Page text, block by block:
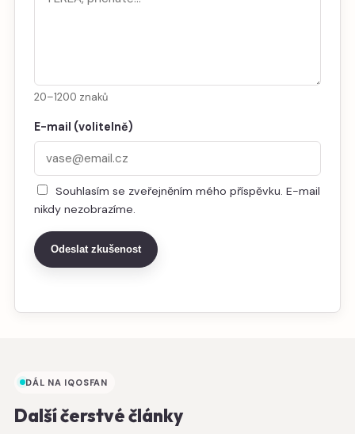
20–1200 znaků
E-mail (volitelně)
Souhlasím se zveřejněním mého příspěvku. E-mail
nikdy nezobrazíme.
Odeslat zkušenost
DÁL NA IQOSFAN
Další čerstvé články